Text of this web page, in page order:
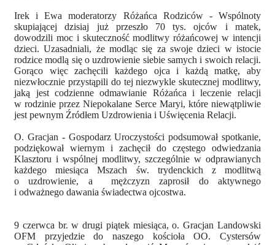
Irek i Ewa moderatorzy Różańca Rodziców - Wspólnoty
skupiającej dzisiaj już przeszło 70 tys. ojców i matek,
dowodzili moc i skuteczność modlitwy różańcowej w intencji
dzieci. Uzasadniali, że modląc się za swoje dzieci w istocie
rodzice modlą się o uzdrowienie siebie samych i swoich relacji.
Gorąco więc zachęcili każdego ojca i każdą matkę, aby
niezwłocznie przystąpili do tej niezwykle skutecznej modlitwy,
jaką jest codzienne odmawianie Różańca i leczenie relacji
w rodzinie przez Niepokalane Serce Maryi, które niewątpliwie
jest pewnym Źródłem Uzdrowienia i Uświęcenia Relacji.
O. Gracjan - Gospodarz Uroczystości podsumował spotkanie,
podziękował wiernym i zachęcił do częstego odwiedzania
Klasztoru i wspólnej modlitwy, szczególnie w odprawianych
każdego miesiąca Mszach św. trydenckich z modlitwą
o uzdrowienie, a mężczyzn zaprosił do aktywnego
i odważnego dawania świadectwa ojcostwa.
9 czerwca br. w drugi piątek miesiąca, o. Gracjan Landowski
OFM przyjedzie do naszego kościoła OO. Cystersów